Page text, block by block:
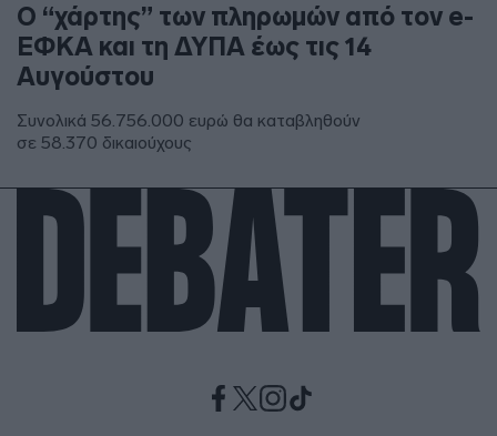
Ο “χάρτης” των πληρωμών από τον e-
ΕΦΚΑ και τη ΔΥΠΑ έως τις 14
Αυγούστου
Συνολικά 56.756.000 ευρώ θα καταβληθούν
σε 58.370 δικαιούχους